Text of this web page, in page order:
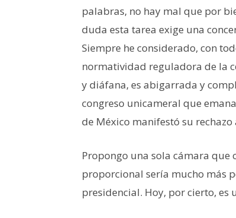
palabras, no hay mal que por
duda esta tarea exige una
Siempre he considerado, con
normatividad reguladora de la
y diáfana, es abigarrada y
congreso unicameral que
de México manifestó su
Propongo una sola cámara
proporcional sería mucho más
presidencial. Hoy, por cierto, es